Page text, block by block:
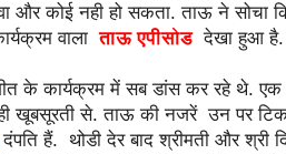
और कोई नही हो सकता. ताऊ ने सोचा
वालाताऊ एपीसोडदेखा हुआ है.
के कार्यक्रम में सब डांस कर रहे थे.
खूबसूरती से. ताऊ की नजरें उन पर टिक
दंपति हैं. थोडी देर बाद श्रीमती और श्री